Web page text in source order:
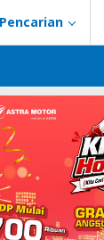
Pencarian